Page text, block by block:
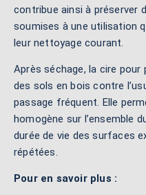
contribue ainsi à préserver
soumises à une utilisation
leur nettoyage courant.
Après séchage, la cire
des sols en bois contre
passage fréquent. Elle
homogène sur l’ensemble
durée de vie des surfaces
répétées.
Pour en savoir plus :